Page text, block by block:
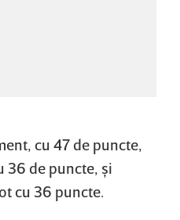
cu 47 de puncte,
36 de puncte, şi
cu 36 puncte.